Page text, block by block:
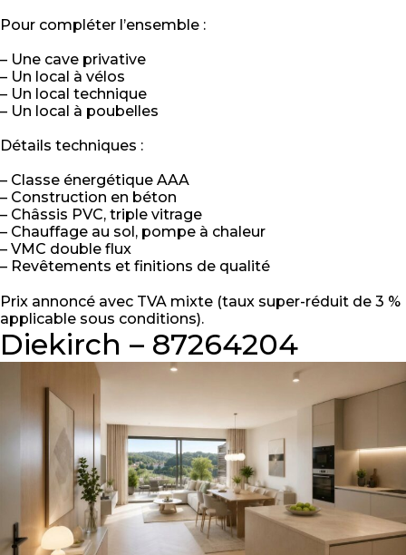
Pour compléter l’ensemble :
– Une cave privative
– Un local à vélos
– Un local technique
– Un local à poubelles
Détails techniques :
– Classe énergétique AAA
– Construction en béton
– Châssis PVC, triple vitrage
– Chauffage au sol, pompe à chaleur
– VMC double flux
– Revêtements et finitions de qualité
Prix annoncé avec TVA mixte (taux super-réduit de 3 %
applicable sous conditions).
Diekirch – 87264204